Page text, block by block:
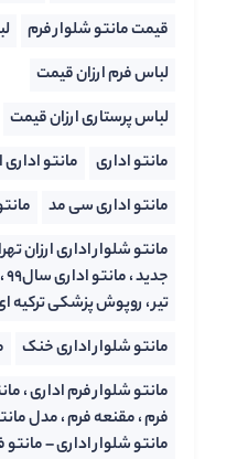
قیمت مانتو شلوار فرم
لباس فرم ارزان قیمت
لباس پرستاری ارزان قیمت
مانتو اداری
مانتو
مانتو اداری سی مد
مانتو شلوار اداری ارزان
تیر ، روپوش پزشکی ترکیه
مانتو شلوار اداری خنک
مانتو شلوار اداری – مانتو